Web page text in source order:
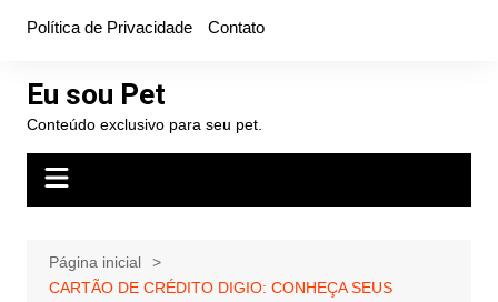
conteúdo
Política de Privacidade Contato
Eu sou Pet
Conteúdo exclusivo para seu pet.
Página inicial
CARTÃO DE CRÉDITO DIGIO: CONHEÇA SEUS